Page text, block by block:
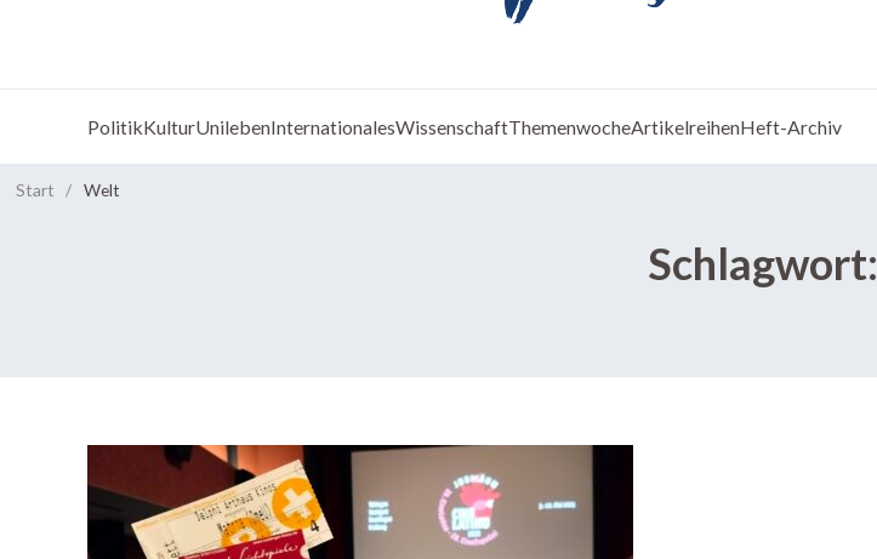
PolitikKulturUnilebenInternationalesWissenschaftThemenwocheArtikelreihenHeft-Archiv
Start / Welt
Schlagwort: